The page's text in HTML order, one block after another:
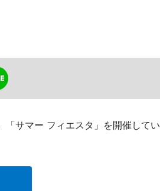
「サマー フィエスタ」を開催してい